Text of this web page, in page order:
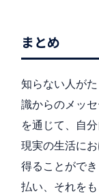
まとめ
知らない人が
識からのメッ
を通じて、自
現実の生活に
得ることがで
払い、それを